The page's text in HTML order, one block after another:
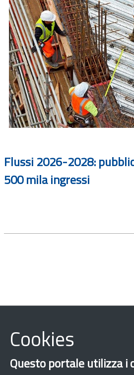
Flussi 2026-2028:
500 mila ingressi
×
Cookies
Questo portale utilizza i